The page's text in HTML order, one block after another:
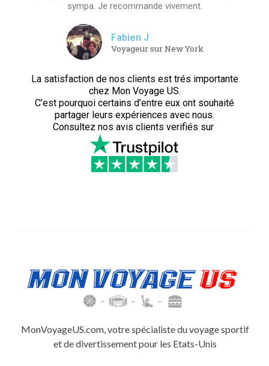
sympa. Je recommande vivement.
Fabien J
Voyageur sur New York
La satisfaction de nos clients est trés importante
chez Mon Voyage US.
C’est pourquoi certains d’entre eux ont souhaité
partager leurs expériences avec nous.
Consultez nos avis clients verifiés sur
MonVoyageUS.com, votre spécialiste du voyage sportif
et de divertissement pour les Etats-Unis